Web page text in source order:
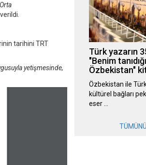
tarihini TRT
yetişmesinde,
Türk yazarın
"Benim
Özbekistan"
Özbekistan ile
kültürel bağları
eser …